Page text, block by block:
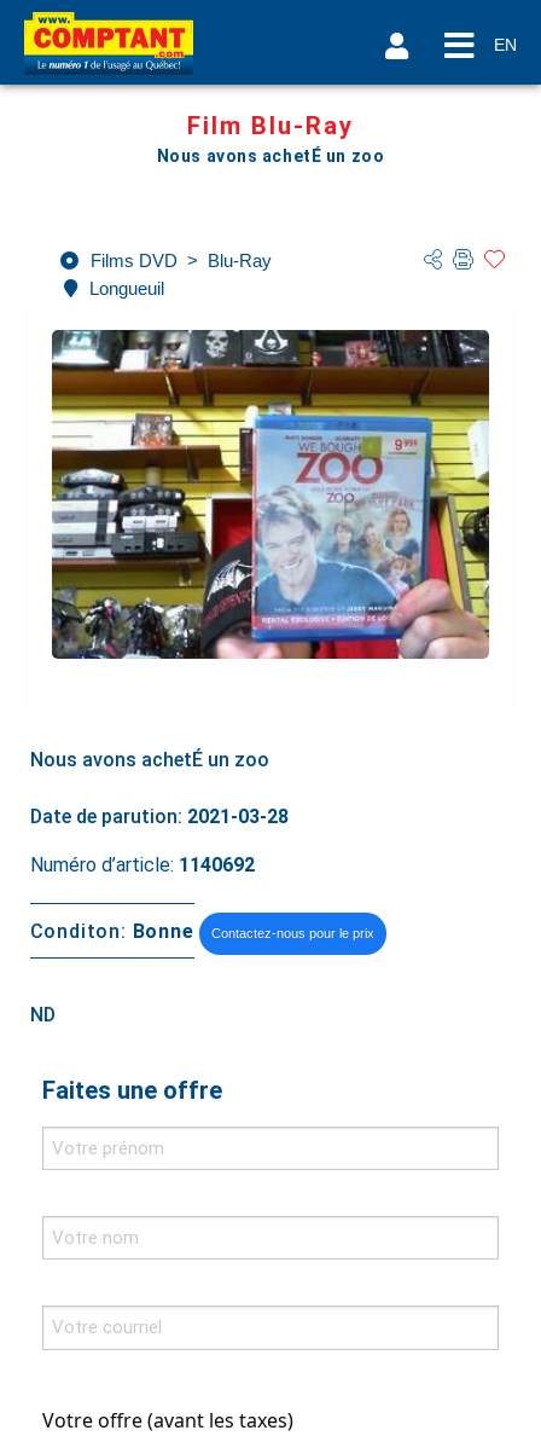
EN
Film Blu-Ray
Nous avons achetÉ un zoo
Films DVD > Blu-Ray
Longueuil
Nous avons achetÉ un zoo
Date de parution: 2021-03-28
Numéro d’article: 1140692
Conditon: Bonne Contactez-nous pour le prix
ND
Faites une offre
Votre offre (avant les taxes)